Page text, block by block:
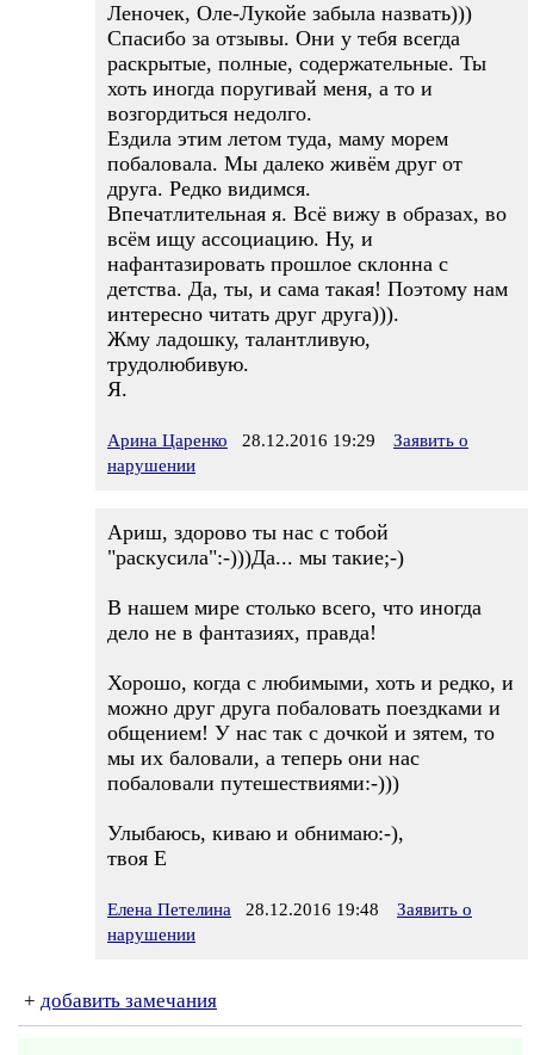
Леночек, Оле-Лукойе забыла назвать)))
Спасибо за отзывы. Они у тебя всегда
раскрытые, полные, содержательные. Ты
хоть иногда поругивай меня, а то и
возгордиться недолго.
Ездила этим летом туда, маму морем
побаловала. Мы далеко живём друг от
друга. Редко видимся.
Впечатлительная я. Всё вижу в образах, во
всём ищу ассоциацию. Ну, и
нафантазировать прошлое склонна с
детства. Да, ты, и сама такая! Поэтому нам
интересно читать друг друга))).
Жму ладошку, талантливую,
трудолюбивую.
Я.
Арина Царенко 28.12.2016 19:29
Заявить о
нарушении
Ариш, здорово ты нас с тобой
"раскусила":-)))Да... мы такие;-)
В нашем мире столько всего, что иногда
дело не в фантазиях, правда!
Хорошо, когда с любимыми, хоть и редко, и
можно друг друга побаловать поездками и
общением! У нас так с дочкой и зятем, то
мы их баловали, а теперь они нас
побаловали путешествиями:-)))
Улыбаюсь, киваю и обнимаю:-),
твоя Е
Елена Петелина 28.12.2016 19:48
Заявить о
нарушении
+ добавить замечания